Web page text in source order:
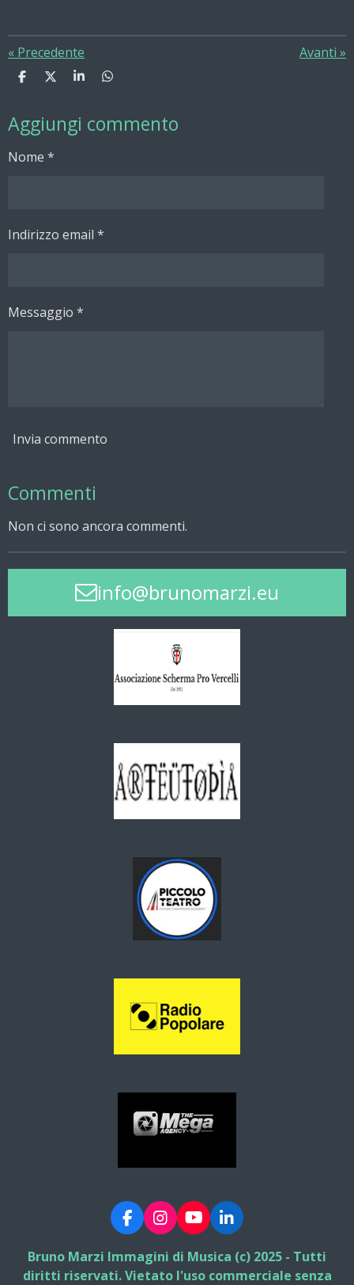
« Precedente Avanti »
C
d
i
i
C
d
i
i
C
d
i
C
d
i
Aggiungi commento
Nome *
Indirizzo email *
Messaggio *
Invia commento
Commenti
Non ci sono ancora commenti.
info@brunomarzi.eu
F
a
c
e
I
n
s
t
Y
o
u
T
L
i
n
k
Bruno Marzi Immagini di Musica (c) 2025 - Tutti
diritti riservati. Vietato l'uso commerciale senza